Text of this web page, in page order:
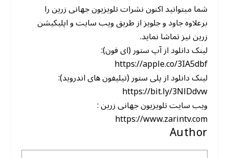
شما میتوانید اکنون نشرات تلویزیون جهانی زرین را
برعلاوه جاود و جلویز از طریق ویب سایت و اپلیکیشن
زرین نیز تماشا نماید.
لینک دانلود از آپ ستور (ای فون):
https://apple.co/3IA5dbf
لینک دانلود از پلی ستور (تیلیفون های اندروید):
https://bit.ly/3NlDdvw
ویب سایت تلویزیون جهانی زرین :
https://www.zarintv.com
Author